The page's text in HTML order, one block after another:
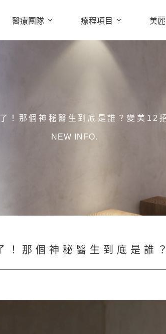
醫療團隊 療程項目 美
！那個神秘醫生到底是誰？變美12
NEW INFO.
！那個神秘醫生到底是誰